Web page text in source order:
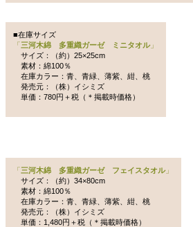
■在庫サイズ
「三河木綿 多重織ガーゼ ミニタオル」
サイズ：（約）25×25cm
素材：綿100％
在庫カラー：青、青緑、薄紫、紺、桃
発売元：（株）イシミズ
単価：780円＋税（＊掲載時価格）
「三河木綿 多重織ガーゼ フェイスタオル」
サイズ：（約）34×80cm
素材：綿100％
在庫カラー：青、青緑、薄紫、紺、桃
発売元：（株）イシミズ
単価：1,480円＋税（＊掲載時価格）